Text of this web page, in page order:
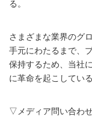
る。
さまざまな業界のグ
手元にわたるまで、
保持するため、当社
に革命を起こしている
▽メディア問い合わ